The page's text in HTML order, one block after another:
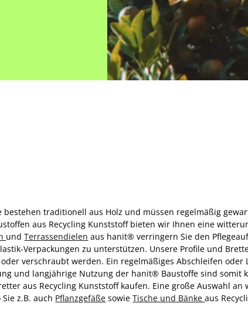
traditionell aus Holz und müssen regelmäßig
aus Recycling Kunststoff bieten wir Ihnen eine
undTerrassendielen aus hanit® verringern Sie den
Verpackungen zu unterstützen. Unsere Profile und
verschraubt werden. Ein regelmäßiges Abschleifen
und langjährige Nutzung der hanit® Baustoffe sind somit
aus Recycling Kunststoff kaufen. Eine große Auswahl
z.B. auch Pflanzgefäße sowieTische und Bänkeaus